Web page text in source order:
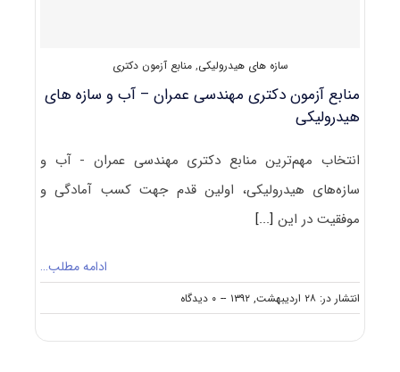
سازه های هیدرولیکی,منابع آزمون دکتری
منابع آزمون دکتری مهندسی عمران – آب و سازه ‎های
هیدرولیکی
انتخاب مهم‌ترین منابع دکتری مهندسی عمران - آب و
سازه‌های هیدرولیکی، اولین قدم جهت کسب آمادگی و
موفقیت در این[...]
ادامه مطلب…
انتشار در: ۲۸ اردیبهشت, ۱۳۹۲ -- ۰ دیدگاه
on
منابع